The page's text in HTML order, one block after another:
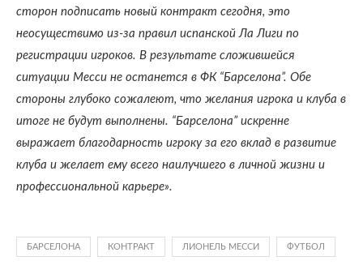
сторон подписать новый контракт сегодня, это
неосуществимо из-за правил испанской Ла Лиги по
регистрации игроков. В результате сложившейся
ситуации Месси не останется в ФК “Барселона”. Обе
стороны глубоко сожалеют, что желания игрока и клуба в
итоге не будут выполнены. “Барселона” искренне
выражает благодарность игроку за его вклад в развитие
клуба и желает ему всего наилучшего в личной жизни и
профессиональной карьере».
БАРСЕЛОНА КОНТРАКТ ЛИОНЕЛЬ МЕССИ ФУТБОЛ